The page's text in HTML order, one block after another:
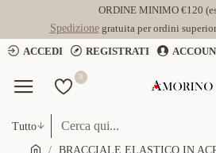
ORDINE MINIMO €120
Spedizionegratuita per ordini
ACCEDI
REGISTRATI
0
Tutto
BRACCIALE ELASTICO IN